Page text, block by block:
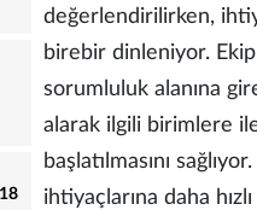
değerlendirilirken,
birebir dinleniyor.
sorumluluk alanına
alarak ilgili birimlere
başlatılmasını
ihtiyaçlarına daha